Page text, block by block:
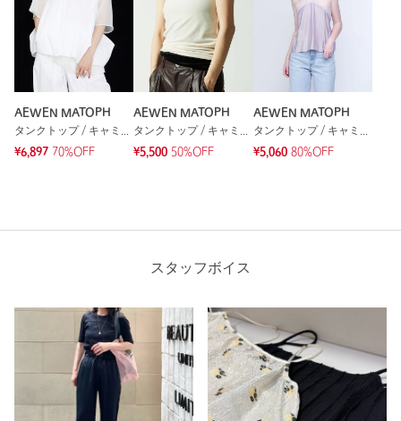
AEWEN MATOPH
タンクトップ / キャミソール
¥6,897 70%OFF
AEWEN MATOPH
タンクトップ / キャミソール
¥5,500 50%OFF
AEWEN MATOPH
タンクトップ / キャミソール
¥5,060 80%OFF
スタッフボイス